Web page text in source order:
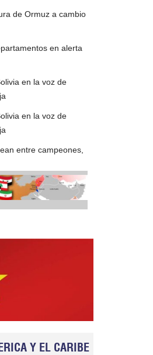
de Ormuz a cambio
en alerta
en la voz de
en la voz de
entre campeones,
Y EL CARIBE